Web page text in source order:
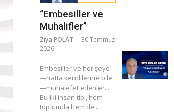
“Embesiller ve
Muhalifler”
Ziya POLAT
30 Temmuz
2026
​Embesiller ve her şeye
—hatta kendilerine bile
—muhalefet edenler...
Bu iki insan tipi, hem
toplumda hem de...